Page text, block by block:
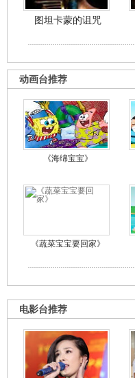
图坦卡蒙的诅咒
动画台推荐
《海绵宝宝》
《蔬菜宝宝要回家》
电影台推荐